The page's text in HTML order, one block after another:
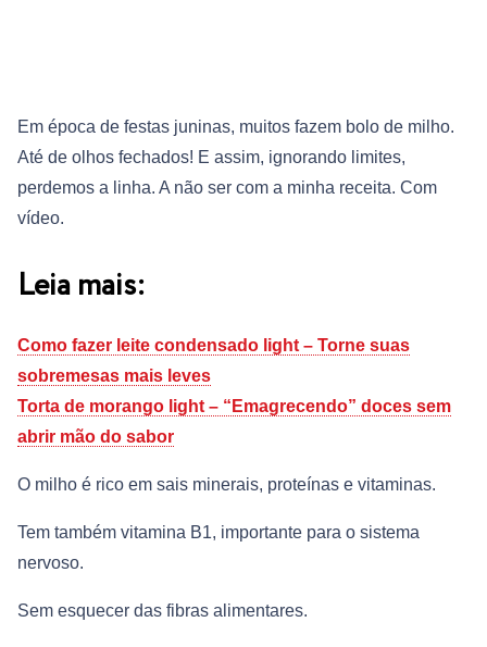
Em época de festas juninas, muitos fazem bolo de milho.
Até de olhos fechados! E assim, ignorando limites,
perdemos a linha. A não ser com a minha receita. Com
vídeo.
Leia mais:
Como fazer leite condensado light – Torne suas
sobremesas mais leves
Torta de morango light – “Emagrecendo” doces sem
abrir mão do sabor
O milho é rico em sais minerais, proteínas e vitaminas.
Tem também vitamina B1, importante para o sistema
nervoso.
Sem esquecer das fibras alimentares.